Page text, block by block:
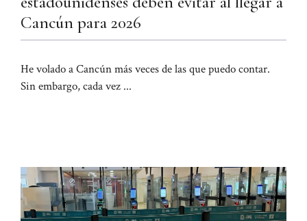
Cancún para 2026
He volado a Cancún más veces de las que puedo contar.
Sin embargo, cada vez ...